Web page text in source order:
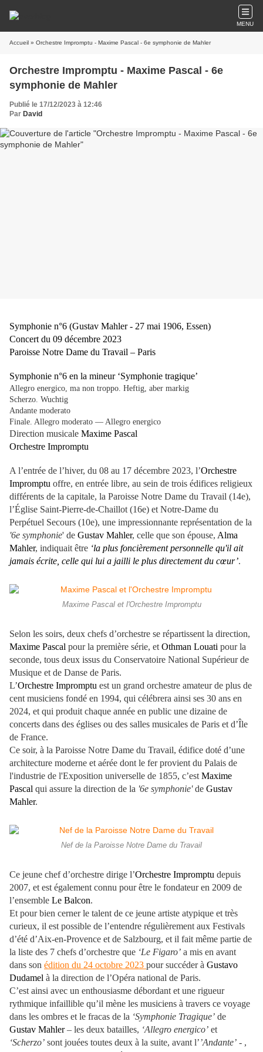
MENU
Accueil » Orchestre Impromptu - Maxime Pascal - 6e symphonie de Mahler
Orchestre Impromptu - Maxime Pascal - 6e
symphonie de Mahler
Publié le 17/12/2023 à 12:46
Par David
Symphonie n°6 (Gustav Mahler - 27 mai 1906, Essen)
Concert du 09 décembre 2023
Paroisse Notre Dame du Travail – Paris
Symphonie n°6 en la mineur ‘Symphonie tragique’
Allegro energico, ma non troppo. Heftig, aber markig
Scherzo. Wuchtig
Andante moderato
Finale. Allegro moderato — Allegro energico
Direction musicale Maxime Pascal
Orchestre Impromptu
A l’entrée de l’hiver, du 08 au 17 décembre 2023, l’Orchestre
Impromptu offre, en entrée libre, au sein de trois édifices religieux
différents de la capitale, la Paroisse Notre Dame du Travail (14e),
l’Église Saint-Pierre-de-Chaillot (16e) et Notre-Dame du
Perpétuel Secours (10e), une impressionnante représentation de la
'6e symphonie' de Gustav Mahler, celle que son épouse, Alma
Mahler, indiquait être ‘la plus foncièrement personnelle qu'il ait
jamais écrite, celle qui lui a jailli le plus directement du cœur’.
Maxime Pascal et l'Orchestre Impromptu
Selon les soirs, deux chefs d’orchestre se répartissent la direction,
Maxime Pascal pour la première série, et Othman Louati pour la
seconde, tous deux issus du Conservatoire National Supérieur de
Musique et de Danse de Paris.
L’Orchestre Impromptu est un grand orchestre amateur de plus de
cent musiciens fondé en 1994, qui célébrera ainsi ses 30 ans en
2024, et qui produit chaque année en public une dizaine de
concerts dans des églises ou des salles musicales de Paris et d’Île
de France.
Ce soir, à la Paroisse Notre Dame du Travail, édifice doté d’une
architecture moderne et aérée dont le fer provient du Palais de
l'industrie de l'Exposition universelle de 1855, c’est Maxime
Pascal qui assure la direction de la '6e symphonie'de Gustav
Mahler.
Nef de la Paroisse Notre Dame du Travail
Ce jeune chef d’orchestre dirige l’Orchestre Impromptu depuis
2007, et est également connu pour être le fondateur en 2009 de
l’ensemble Le Balcon.
Et pour bien cerner le talent de ce jeune artiste atypique et très
curieux, il est possible de l’entendre régulièrement aux Festivals
d’été d’Aix-en-Provence et de Salzbourg, et il fait même partie de
la liste des 7 chefs d’orchestre que ‘Le Figaro’ a mis en avant
dans son édition du 24 octobre 2023 pour succéder à Gustavo
Dudamel à la direction de l’Opéra national de Paris.
C’est ainsi avec un enthousiasme débordant et une rigueur
rythmique infaillible qu’il mène les musiciens à travers ce voyage
dans les ombres et le fracas de la ‘Symphonie Tragique’ de
Gustav Mahler– les deux batailles, ‘Allegro energico’ et
‘Scherzo’ sont jouées toutes deux à la suite, avant l’’Andante’ - ,